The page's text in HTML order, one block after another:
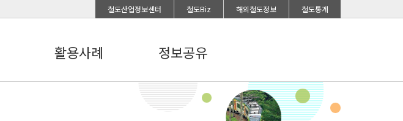
철도산업정보센터 철도Biz 해외철도정보 철도통계
활용사례 정보공유